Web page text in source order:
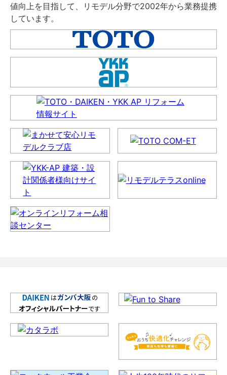
値向上を目指して、リモデル分野で2002年から業務提携
しています。